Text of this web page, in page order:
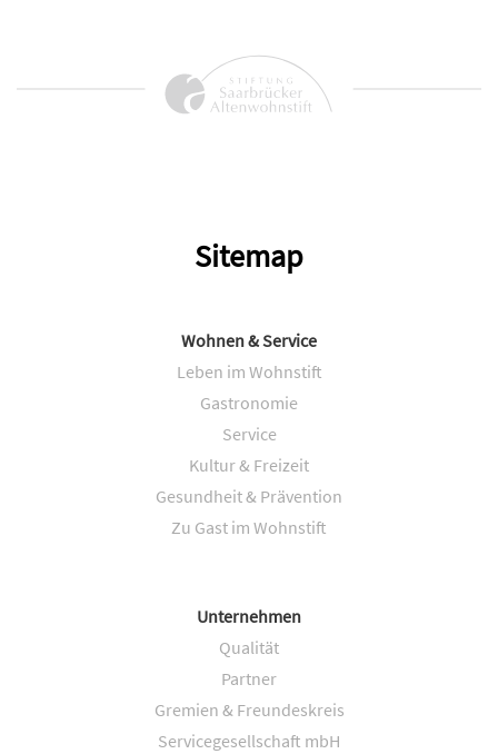
Sitemap
Wohnen & Service
Leben im Wohnstift
Gastronomie
Service
Kultur & Freizeit
Gesundheit & Prävention
Zu Gast im Wohnstift
Unternehmen
Qualität
Partner
Gremien & Freundeskreis
Servicegesellschaft mbH